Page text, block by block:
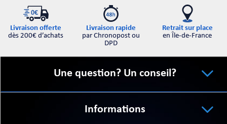
Livraison offerte
dès 200€ d’achats
Livraison rapide
par Chronopost ou
DPD
Retrait sur place
en Île-de-France
Une question? Un conseil?
Informations